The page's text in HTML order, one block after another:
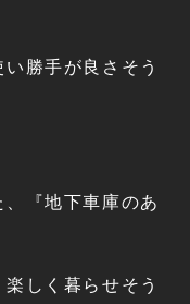
勝手が良さそう
『地下車庫のあ
しく暮らせそう